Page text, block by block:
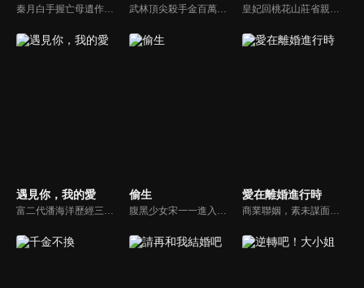
武林頂尖殺手金百萬失憶淪為小廚娘，後遇上絕世腹黑琴師曲徵，而後倆人經過萬千磨難終於明確彼此心意，決心共同攜手，戰勝邪惡，重申正義的故事。
遇見你，我的愛
富二代潘海洋歷經三次失敗婚姻，認為金錢阻礙愛情。唯第一任妻子陸雪怡真心待他。好友伊軒勸他隱藏身份。他在酒吧對芭蕾舞演員韓夢瑤一見鍾情。便化身業務經理與她相戀。熱戀中潘海洋決定娶韓夢瑤，卻在婚前發現韓夢瑤三年前曾是自己公司員工，進而揭開伊軒與韓夢瑤為還債設局圖謀他財產的陰謀...
偷生
腹黑少女宋一一進入雨淋集團一心完成母親的遺願，卻遭遇舅舅薛繁與的強制驅趕，一場少女與大叔之間調教與反調教的拉扯戰，在未知的豪門恩怨中展開...
愛在離婚進行時
商業聯姻，素未謀面的兩人在三年後都有意解除這段沒有愛情的婚姻，陰差陽錯多次相約未成，卻因一次意外發生了親密關係。兩人再次相遇，錯誤的情感表達加深了彼此的誤會。傅燕城得知盛眠就是Penny，並已懷有身孕懊悔不已，傾其一切挽回，兩人解除誤會，確認彼此真心，決定攜手一生。